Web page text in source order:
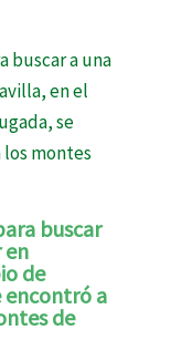
buscar
en
de
encontró a
de